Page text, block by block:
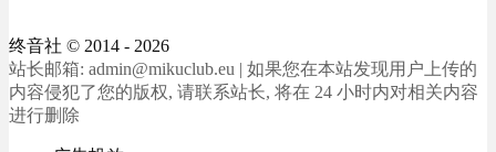
终音社 © 2014 - 2026
站长邮箱: admin@mikuclub.eu | 如果您在本站发现用户上传的
内容侵犯了您的版权, 请联系站长, 将在 24 小时内对相关内容
进行删除